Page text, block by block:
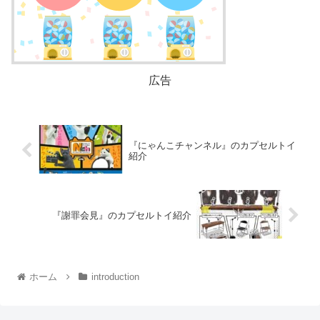
広告
『にゃんこチャンネル』のカプセルトイ
紹介
『謝罪会見』のカプセルトイ紹介
ホーム introduction